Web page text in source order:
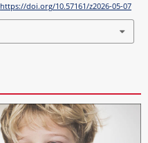
https://doi.org/10.57161/z2026-05-07